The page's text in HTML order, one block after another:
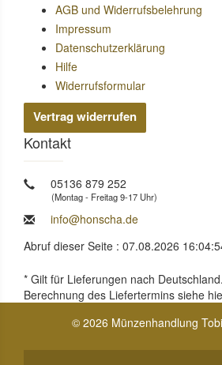
AGB und Widerrufsbelehrung
Impressum
Datenschutzerklärung
Hilfe
Widerrufsformular
Vertrag widerrufen
Kontakt
05136 879 252
(Montag - Freitag 9-17 Uhr)
info@honscha.de
Abruf dieser Seite : 07.08.2026
* Gilt für Lieferungen nach
Berechnung des Liefertermins siehe
© 2026 Münzenhandlung